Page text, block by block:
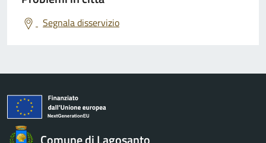
Segnala disservizio